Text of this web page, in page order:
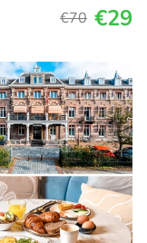
€70 €29